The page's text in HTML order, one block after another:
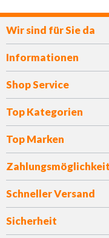
Wir sind für Sie da
Informationen
Shop Service
Top Kategorien
Top Marken
Schneller Versand
Sicherheit